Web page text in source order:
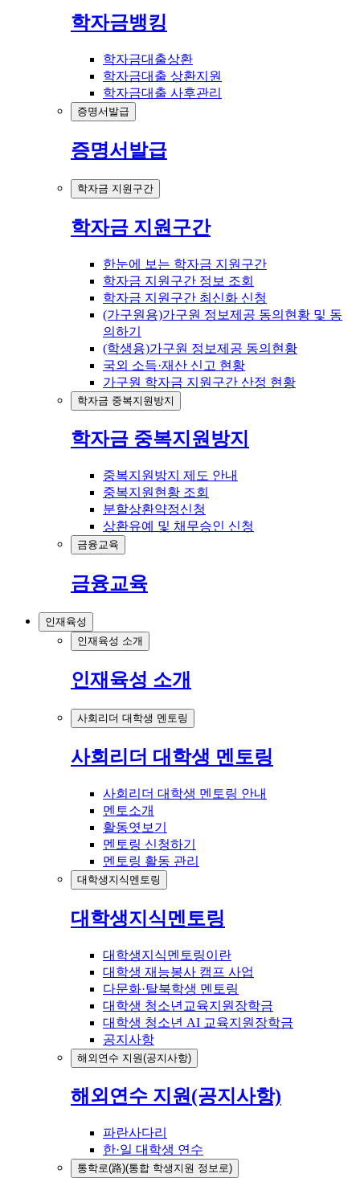
학자금뱅킹
학자금대출상환
학자금대출 상환지원
학자금대출 사후관리
증명서발급
증명서발급
학자금 지원구간
학자금 지원구간
한눈에 보는 학자금 지원구간
학자금 지원구간 정보 조회
학자금 지원구간 최신화 신청
(가구원용)가구원 정보제공 동의현황 및 동
의하기
(학생용)가구원 정보제공 동의현황
국외 소득·재산 신고 현황
가구원 학자금 지원구간 산정 현황
학자금 중복지원방지
학자금 중복지원방지
중복지원방지 제도 안내
중복지원현황 조회
분할상환약정신청
상환유예 및 채무승인 신청
금융교육
금융교육
인재육성
인재육성 소개
인재육성 소개
사회리더 대학생 멘토링
사회리더 대학생 멘토링
사회리더 대학생 멘토링 안내
멘토소개
활동엿보기
멘토링 신청하기
멘토링 활동 관리
대학생지식멘토링
대학생지식멘토링
대학생지식멘토링이란
대학생 재능봉사 캠프 사업
다문화·탈북학생 멘토링
대학생 청소년교육지원장학금
대학생 청소년 AI 교육지원장학금
공지사항
해외연수 지원(공지사항)
해외연수 지원(공지사항)
파란사다리
한·일 대학생 연수
통학로(路)(통합 학생지원 정보로)